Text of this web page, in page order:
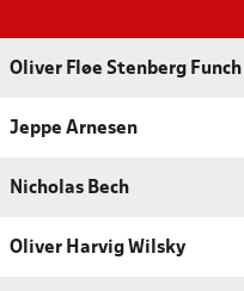
Oliver Fløe Stenberg Funch
Jeppe Arnesen
Nicholas Bech
Oliver Harvig Wilsky